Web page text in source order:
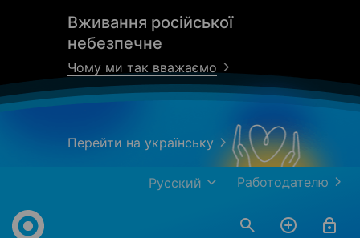
Вживання російської
небезпечне
Чому ми так вважаємо
Перейти на українську
Работодателю
Русский